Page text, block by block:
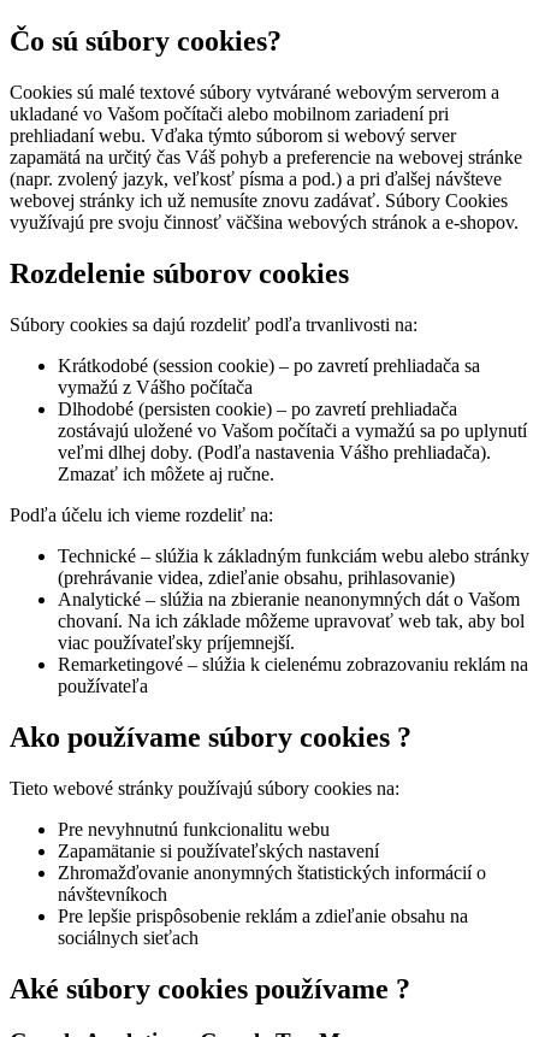
Čo sú súbory cookies?
Cookies sú malé textové súbory vytvárané webovým serverom a
ukladané vo Vašom počítači alebo mobilnom zariadení pri
prehliadaní webu. Vďaka týmto súborom si webový server
zapamätá na určitý čas Váš pohyb a preferencie na webovej stránke
(napr. zvolený jazyk, veľkosť písma a pod.) a pri ďalšej návšteve
webovej stránky ich už nemusíte znovu zadávať. Súbory Cookies
využívajú pre svoju činnosť väčšina webových stránok a e-shopov.
Rozdelenie súborov cookies
Súbory cookies sa dajú rozdeliť podľa trvanlivosti na:
Krátkodobé (session cookie) – po zavretí prehliadača sa
vymažú z Vášho počítača
Dlhodobé (persisten cookie) – po zavretí prehliadača
zostávajú uložené vo Vašom počítači a vymažú sa po uplynutí
veľmi dlhej doby. (Podľa nastavenia Vášho prehliadača).
Zmazať ich môžete aj ručne.
Podľa účelu ich vieme rozdeliť na:
Technické – slúžia k základným funkciám webu alebo stránky
(prehrávanie videa, zdieľanie obsahu, prihlasovanie)
Analytické – slúžia na zbieranie neanonymných dát o Vašom
chovaní. Na ich základe môžeme upravovať web tak, aby bol
viac používateľsky príjemnejší.
Remarketingové – slúžia k cielenému zobrazovaniu reklám na
používateľa
Ako používame súbory cookies ?
Tieto webové stránky používajú súbory cookies na:
Pre nevyhnutnú funkcionalitu webu
Zapamätanie si používateľských nastavení
Zhromažďovanie anonymných štatistických informácií o
návštevníkoch
Pre lepšie prispôsobenie reklám a zdieľanie obsahu na
sociálnych sieťach
Aké súbory cookies používame ?